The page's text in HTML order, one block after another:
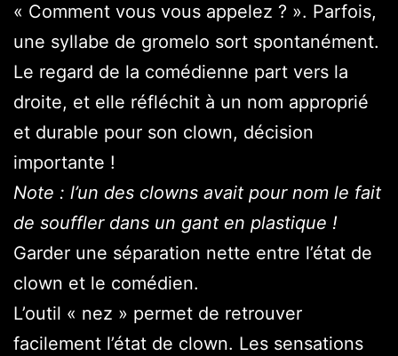
« Comment vous vous appelez ? ». Parfois,
une syllabe de gromelo sort spontanément.
Le regard de la comédienne part vers la
droite, et elle réfléchit à un nom approprié
et durable pour son clown, décision
importante !
Note : l’un des clowns avait pour nom le fait
de souffler dans un gant en plastique !
Garder une séparation nette entre l’état de
clown et le comédien.
L’outil « nez » permet de retrouver
facilement l’état de clown. Les sensations